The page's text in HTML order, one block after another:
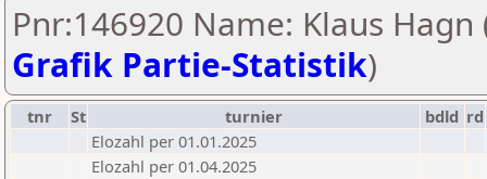
Pnr:146920 Name: Klaus Hagn
Grafik Partie-Statistik)
tnr St turnier bdld rd
Elozahl per 01.01.2025
Elozahl per 01.04.2025